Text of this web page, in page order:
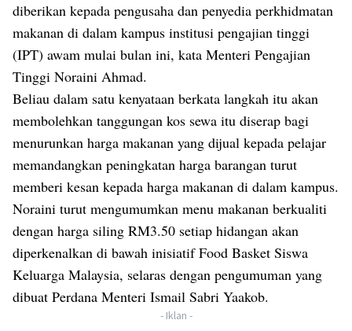
diberikan kepada pengusaha dan penyedia perkhidmatan
makanan di dalam kampus institusi pengajian tinggi
(IPT) awam mulai bulan ini, kata Menteri Pengajian
Tinggi Noraini Ahmad.
Beliau dalam satu kenyataan berkata langkah itu akan
membolehkan tanggungan kos sewa itu diserap bagi
menurunkan harga makanan yang dijual kepada pelajar
memandangkan peningkatan harga barangan turut
memberi kesan kepada harga makanan di dalam kampus.
Noraini turut mengumumkan menu makanan berkualiti
dengan harga siling RM3.50 setiap hidangan akan
diperkenalkan di bawah inisiatif Food Basket Siswa
Keluarga Malaysia, selaras dengan pengumuman yang
dibuat Perdana Menteri Ismail Sabri Yaakob.
- Iklan -